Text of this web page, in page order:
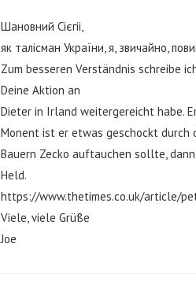
Шановний Сієгіi,
як талісман України, я, звичайно,
Zum besseren Verständnis schreibe
Deine Aktion an
Dieter in Irland weitergereicht habe.
Monent ist er etwas geschockt durch
Bauern Zecko auftauchen sollte,
Held.
https://www.thetimes.co.uk/article/
Viele, viele Grüße
Joe